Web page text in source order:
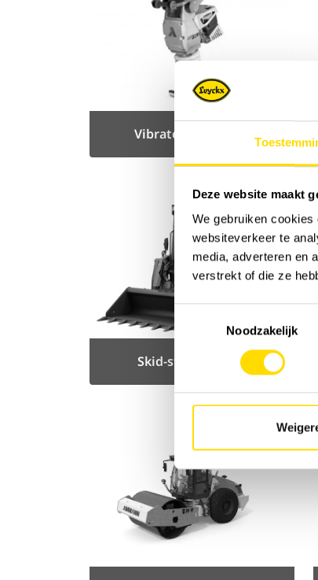
Deze website maakt
We gebruiken
websiteverkeer te
media, adverteren en
verstrekt of die ze
Toestemmingsselectie
Noodzakelijk
Vibratory rammers
Skid-steer loaders